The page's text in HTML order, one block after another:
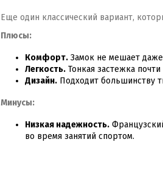
Еще один классический вариант,
Плюсы:
Комфорт. Замок не мешает даже
Легкость. Тонкая застежка
Дизайн. Подходит большинству
Минусы:
Низкая надежность.
во время занятий спортом.